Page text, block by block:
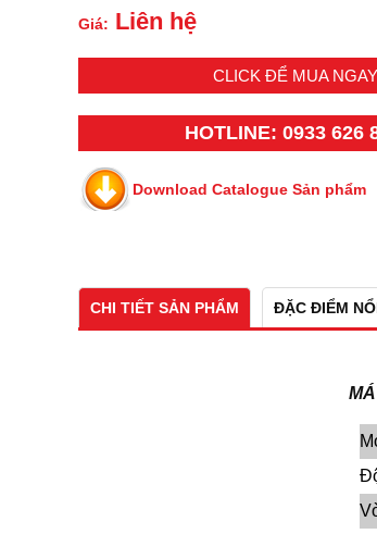
Giá: Liên hệ
CLICK ĐỂ MUA NGAY
HOTLINE: 0933 626
Download Catalogue Sản phẩm
CHI TIẾT SẢN PHẨM ĐẶC ĐIỂM